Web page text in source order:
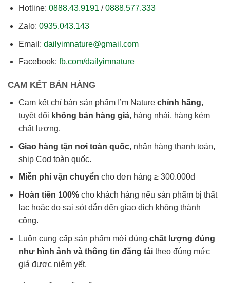
Hotline: 0888.43.9191 /0888.577.333
Zalo: 0935.043.143
Email: dailyimnature@gmail.com
Facebook: fb.com/dailyimnature
CAM KẾT BÁN HÀNG
Cam kết chỉ bán sản phẩm I’m Nature chính hãng,
tuyệt đối không bán hàng giả, hàng nhái, hàng kém
chất lượng.
Giao hàng tận nơi toàn quốc, nhận hàng thanh toán,
ship Cod toàn quốc.
Miễn phí vận chuyển cho đơn hàng ≥ 300.000đ
Hoàn tiền 100%cho khách hàng nếu sản phẩm bị thất
lạc hoặc do sai sót dẫn đến giao dịch không thành
công.
Luôn cung cấp sản phẩm mới đúng chất lượng đúng
như hình ảnh và thông tin đăng tảitheo đúng mức
giá được niêm yết.